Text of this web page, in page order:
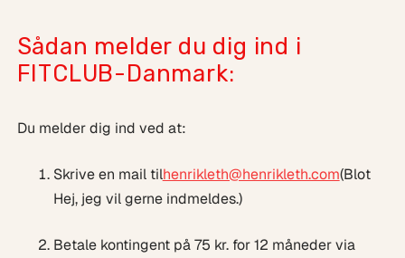
Sådan melder du dig ind i
FITCLUB-Danmark:
Du melder dig ind ved at:
Skrive en mail tilhenrikleth@henrikleth.com(Blot
Hej, jeg vil gerne indmeldes.)
Betale kontingent på 75 kr. for 12 måneder via